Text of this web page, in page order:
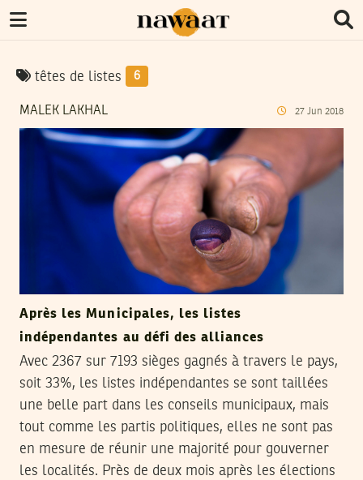
têtes de listes 6
MALEK LAKHAL 27 Jun 2018
Après les Municipales, les listes
indépendantes au défi des alliances
Avec 2367 sur 7193 sièges gagnés à travers le pays,
soit 33%, les listes indépendantes se sont taillées
une belle part dans les conseils municipaux, mais
tout comme les partis politiques, elles ne sont pas
en mesure de réunir une majorité pour gouverner
les localités. Près de deux mois après les élections